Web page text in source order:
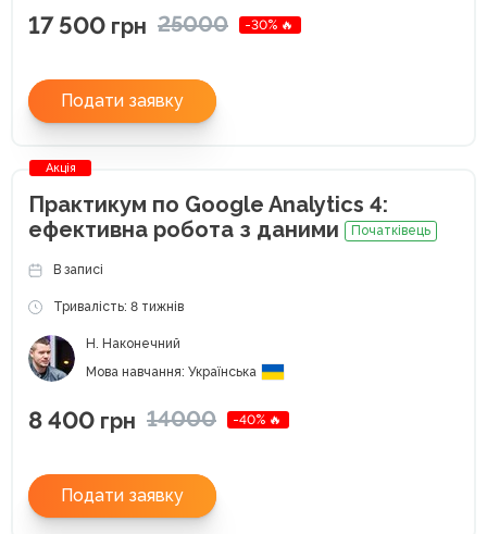
17 500 грн 25000 -30% 🔥
Подати заявку
Акція
Практикум по Google Analytics 4:
ефективна робота з даними
Початківець
В записі
Тривалість: 8 тижнів
Н. Наконечний
Мова навчання: Українська
8 400 грн 14000 -40% 🔥
Подати заявку